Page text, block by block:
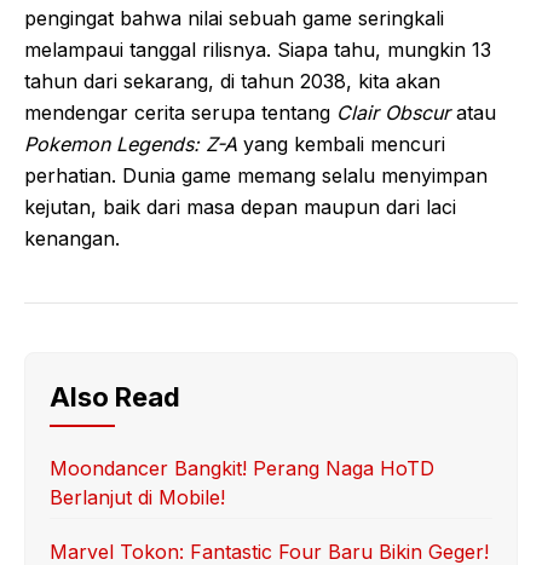
pengingat bahwa nilai sebuah game seringkali
melampaui tanggal rilisnya. Siapa tahu, mungkin 13
tahun dari sekarang, di tahun 2038, kita akan
mendengar cerita serupa tentang Clair Obscuratau
Pokemon Legends: Z-A yang kembali mencuri
perhatian. Dunia game memang selalu menyimpan
kejutan, baik dari masa depan maupun dari laci
kenangan.
Also Read
Moondancer Bangkit! Perang Naga HoTD
Berlanjut di Mobile!
Marvel Tokon: Fantastic Four Baru Bikin Geger!